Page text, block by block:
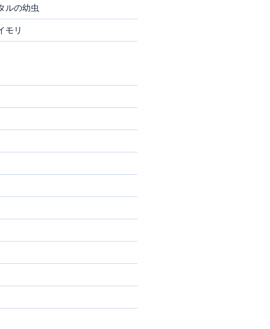
ルの幼虫
モリ